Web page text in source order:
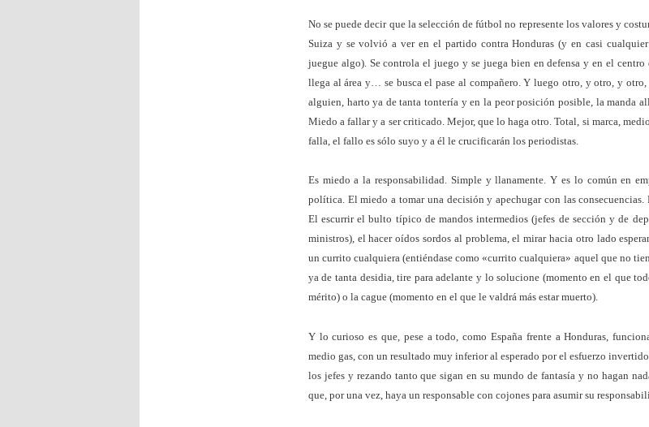
No se puede decir que la selección de fútbol no represente los valores y
Suiza y se volvió a ver en el partido contra Honduras (y en casi
juegue algo). Se controla el juego y se juega bien en defensa y en el centro
llega al área y… se busca el pase al compañero. Y luego otro, y otro, y otro,
alguien, harto ya de tanta tontería y en la peor posición posible, la manda
Miedo a fallar y a ser criticado. Mejor, que lo haga otro. Total, si marca,
falla, el fallo es sólo suyo y a él le crucificarán los periodistas.
Es miedo a la responsabilidad. Simple y llanamente. Y es lo común en
política. El miedo a tomar una decisión y apechugar con las consecuencias.
El escurrir el bulto típico de mandos intermedios (jefes de sección y de
ministros), el hacer oídos sordos al problema, el mirar hacia otro lado
un currito cualquiera (entiéndase como «currito cualquiera» aquel que no
ya de tanta desidia, tire para adelante y lo solucione (momento en el que
mérito) o la cague (momento en el que le valdrá más estar muerto).
Y lo curioso es que, pese a todo, como España frente a Honduras,
medio gas, con un resultado muy inferior al esperado por el esfuerzo
los jefes y rezando tanto que sigan en su mundo de fantasía y no hagan
que, por una vez, haya un responsable con cojones para asumir su